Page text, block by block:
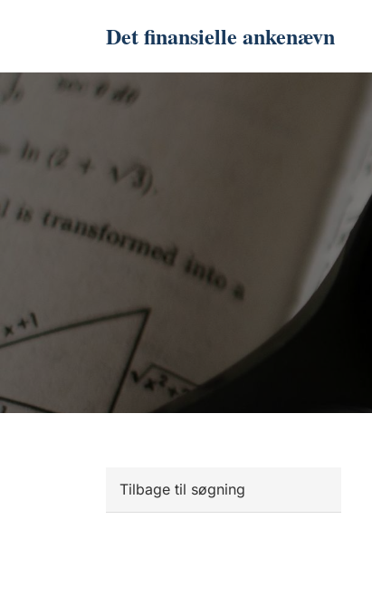
Det finansielle ankenævn
Tilbage til søgning